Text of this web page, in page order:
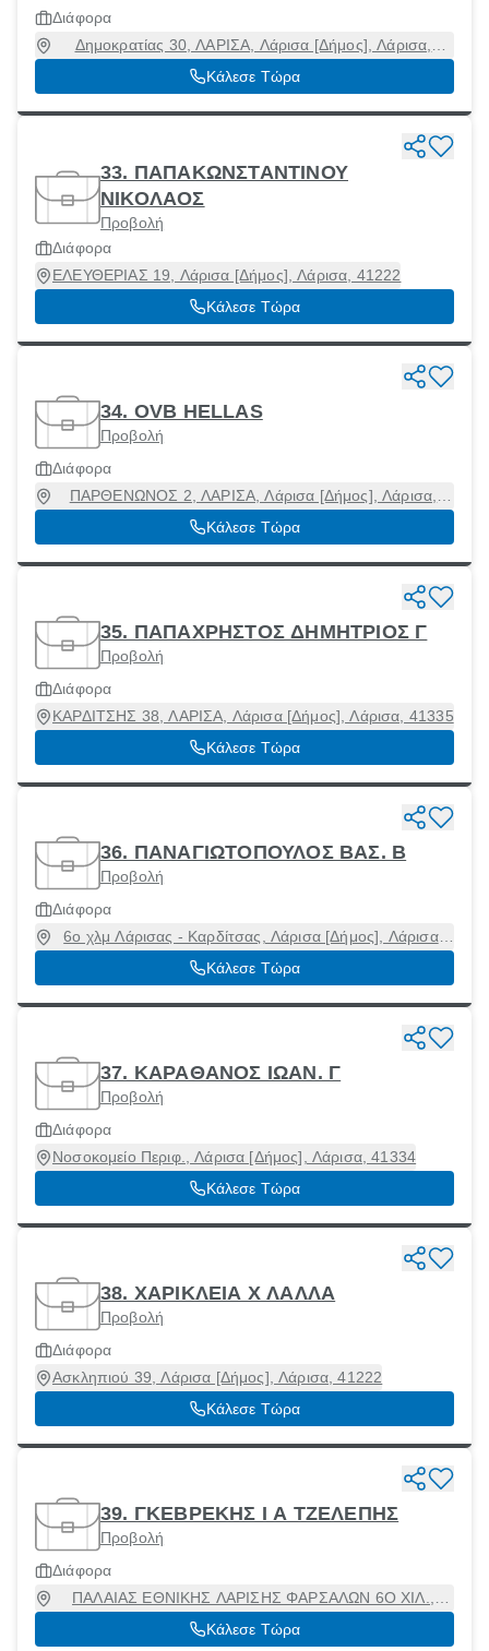
Διάφορα
Δημοκρατίας 30, ΛΑΡΙΣΑ, Λάρισα [Δήμος], Λάρισα,
41334
Κάλεσε Τώρα
33. ΠΑΠΑΚΩΝΣΤΑΝΤΙΝΟΥ
ΝΙΚΟΛΑΟΣ
Προβολή
Διάφορα
ΕΛΕΥΘΕΡΙΑΣ 19, Λάρισα [Δήμος], Λάρισα, 41222
Κάλεσε Τώρα
34. OVB HELLAS
Προβολή
Διάφορα
ΠΑΡΘΕΝΩΝΟΣ 2, ΛΑΡΙΣΑ, Λάρισα [Δήμος], Λάρισα,
41221
Κάλεσε Τώρα
35. ΠΑΠΑΧΡΗΣΤΟΣ ΔΗΜΗΤΡΙΟΣ Γ
Προβολή
Διάφορα
ΚΑΡΔΙΤΣΗΣ 38, ΛΑΡΙΣΑ, Λάρισα [Δήμος], Λάρισα, 41335
Κάλεσε Τώρα
36. ΠΑΝΑΓΙΩΤΟΠΟΥΛΟΣ ΒΑΣ. Β
Προβολή
Διάφορα
6ο χλμ Λάρισας - Καρδίτσας, Λάρισα [Δήμος], Λάρισα,
41001
Κάλεσε Τώρα
37. ΚΑΡΑΘΑΝΟΣ ΙΩΑΝ. Γ
Προβολή
Διάφορα
Νοσοκομείο Περιφ., Λάρισα [Δήμος], Λάρισα, 41334
Κάλεσε Τώρα
38. ΧΑΡΙΚΛΕΙΑ Χ ΛΑΛΛΑ
Προβολή
Διάφορα
Ασκληπιού 39, Λάρισα [Δήμος], Λάρισα, 41222
Κάλεσε Τώρα
39. ΓΚΕΒΡΕΚΗΣ Ι Α ΤΖΕΛΕΠΗΣ
Προβολή
Διάφορα
ΠΑΛΑΙΑΣ ΕΘΝΙΚΗΣ ΛΑΡΙΣΗΣ ΦΑΡΣΑΛΩΝ 6Ο ΧΙΛ.,
ΛΑΡΙΣΑ, Λάρισα [Δήμος], Λάρισα, 41335
Κάλεσε Τώρα